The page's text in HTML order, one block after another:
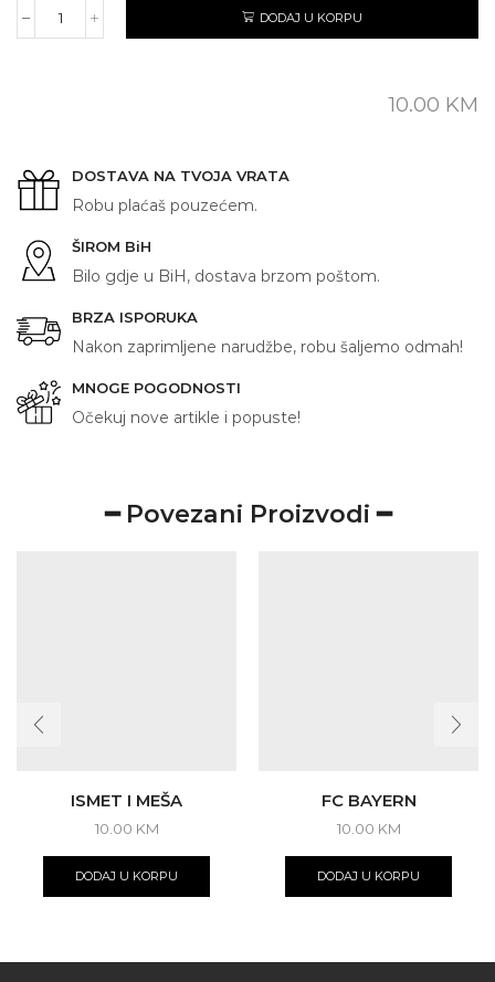
SVEKRVA
DODAJ U KORPU
10.00 KM
DOSTAVA NA TVOJA VRATA
Robu plaćaš pouzećem.
ŠIROM BiH
Bilo gdje u BiH, dostava brzom poštom.
BRZA ISPORUKA
Nakon zaprimljene narudžbe, robu šaljemo odmah!
MNOGE POGODNOSTI
Očekuj nove artikle i popuste!
━ Povezani Proizvodi ━
ISMET I MEŠA
10.00 KM
DODAJ U KORPU
FC BAYERN
10.00 KM
DODAJ U KORPU